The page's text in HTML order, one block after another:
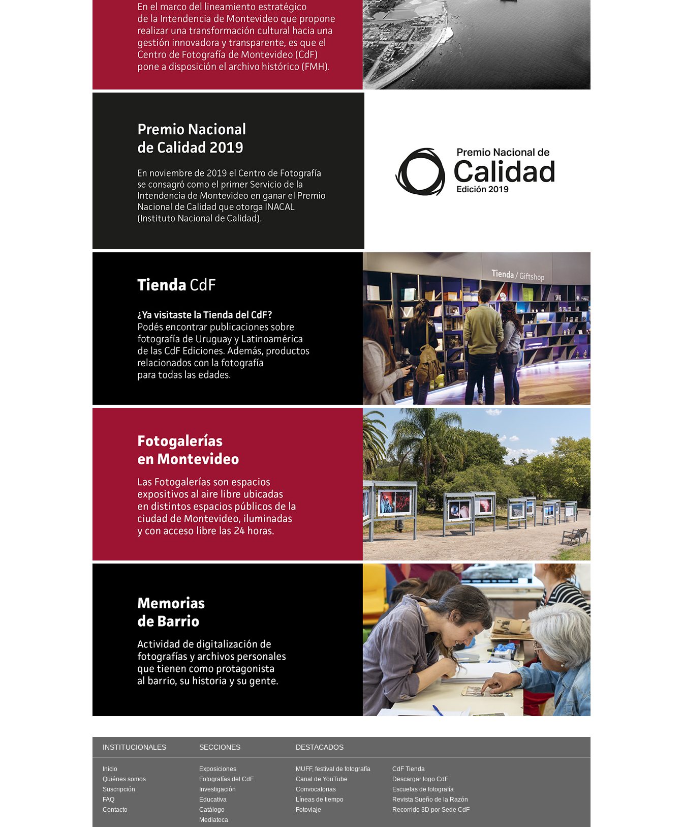
INSTITUCIONALES SECCIONES DESTACADOS
Inicio
Quiénes somos
Suscripción
FAQ
Contacto
Exposiciones
Fotografías del CdF
Investigación
Educativa
Catálogo
Mediateca
MUFF, festival de fotografía
Canal de YouTube
Convocatorias
Líneas de tiempo
Fotoviaje
CdF Tienda
Descargar logo CdF
Escuelas de fotografía
Revista Sueño de la Razón
Recorrido 3D por Sede CdF